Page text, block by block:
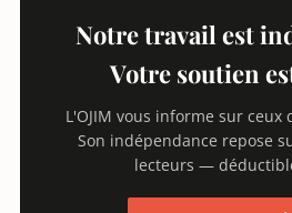
Notre travail est
Votre soutien
L'OJIM vous informe sur
Son indépendance repose
lecteurs —